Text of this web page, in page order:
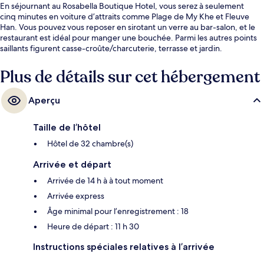
En séjournant au Rosabella Boutique Hotel, vous serez à seulement
cinq minutes en voiture d’attraits comme Plage de My Khe et Fleuve
Han. Vous pouvez vous reposer en sirotant un verre au bar-salon, et le
restaurant est idéal pour manger une bouchée. Parmi les autres points
saillants figurent casse-croûte/charcuterie, terrasse et jardin.
Plus de détails sur cet hébergement
Aperçu
Taille de l’hôtel
Hôtel de 32 chambre(s)
Arrivée et départ
Arrivée de 14 h à à tout moment
Arrivée express
Âge minimal pour l’enregistrement : 18
Heure de départ : 11 h 30
Instructions spéciales relatives à l’arrivée